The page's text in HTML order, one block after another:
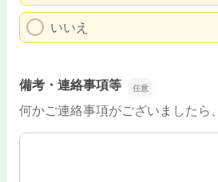
いいえ
備考・連絡事項等
何かご連絡事項がございましたら
備考・連絡事項等